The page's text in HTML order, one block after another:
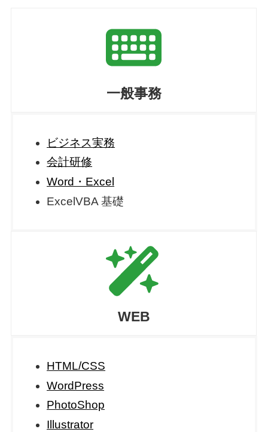
一般事務
ビジネス実務
会計研修
Word・Excel
ExcelVBA 基礎
WEB
HTML/CSS
WordPress
PhotoShop
Illustrator